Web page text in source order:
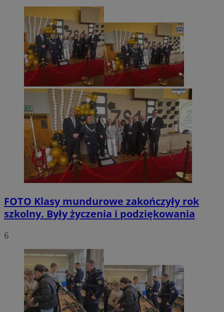
FOTO Klasy mundurowe zakończyły rok
szkolny. Były życzenia i podziękowania
6